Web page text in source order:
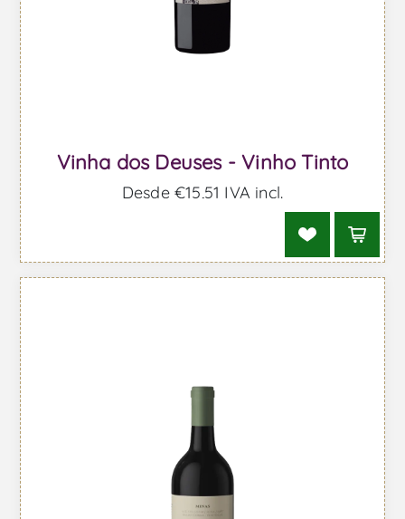
Vinha dos Deuses - Vinho Tinto
Desde €15,51 IVA incl.